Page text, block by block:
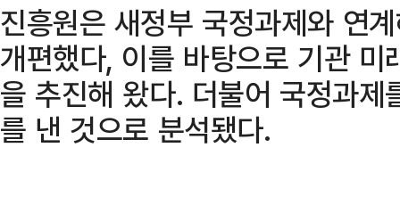
진흥원은 새정부 국정과제와 연
개편했다, 이를 바탕으로 기관
을 추진해 왔다. 더불어 국정과
를 낸 것으로 분석됐다.